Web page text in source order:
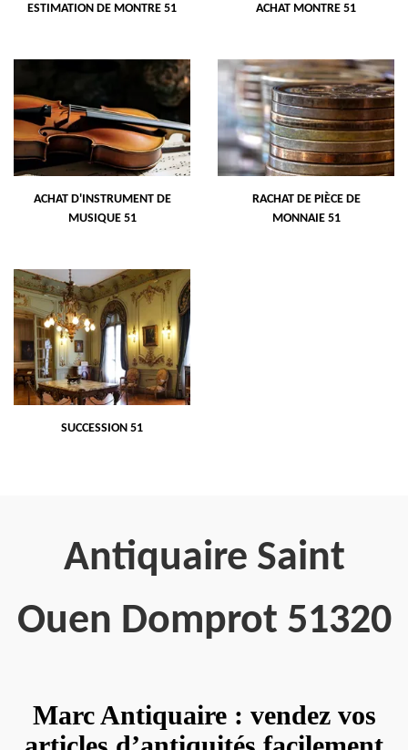
ESTIMATION DE MONTRE 51 ACHAT MONTRE 51
ACHAT D'INSTRUMENT DE
MUSIQUE 51
RACHAT DE PIÈCE DE
MONNAIE 51
SUCCESSION 51
Antiquaire Saint
Ouen Domprot 51320
Marc Antiquaire : vendez vos